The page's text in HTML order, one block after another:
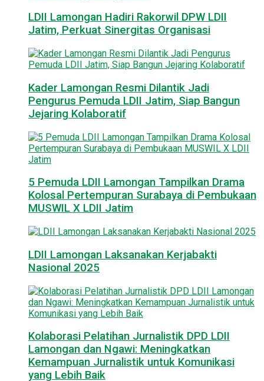
LDII Lamongan Hadiri Rakorwil DPW LDII
Jatim, Perkuat Sinergitas Organisasi
Kader Lamongan Resmi Dilantik Jadi
Pengurus Pemuda LDII Jatim, Siap Bangun
Jejaring Kolaboratif
5 Pemuda LDII Lamongan Tampilkan Drama
Kolosal Pertempuran Surabaya di Pembukaan
MUSWIL X LDII Jatim
LDII Lamongan Laksanakan Kerjabakti
Nasional 2025
Kolaborasi Pelatihan Jurnalistik DPD LDII
Lamongan dan Ngawi: Meningkatkan
Kemampuan Jurnalistik untuk Komunikasi
yang Lebih Baik